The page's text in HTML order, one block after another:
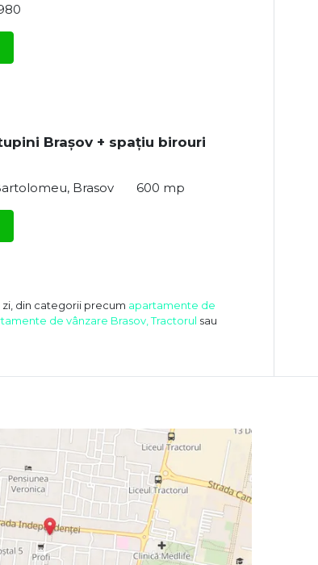
Brașov + spațiu birouri
Brasov 600 mp
din categorii precum apartamente de
de vânzare Brasov, Tractorul sau